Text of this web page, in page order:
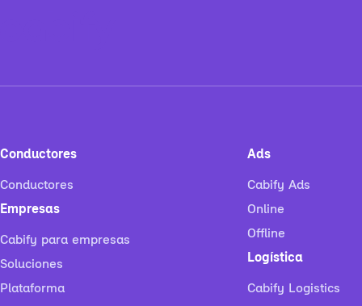
Conductores
Conductores
Empresas
Cabify para empresas
Soluciones
Plataforma
Ads
Cabify Ads
Online
Offline
Logística
Cabify Logistics